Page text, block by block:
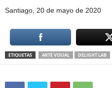
Santiago, 20 de mayo de 2020
ETIQUETAS ARTE VISUAL DELIGHT LAB